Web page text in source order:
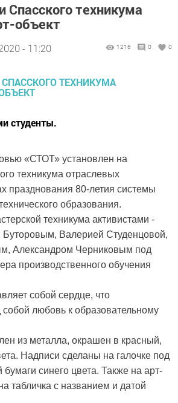
Спасского техникума
объект
- 11:20 1216 0 0
студенты.
«СТОТ» установлен на
техникума отраслевых
празднования 80-летия системы
образования.
техникума активистами -
Буторовым, Валерией Студенцовой,
Александром Черниковым под
производственного обучения
собой сердце, что
любовь к образовательному
из металла, окрашен в красный,
Надписи сделаны на галочке под
бумаги синего цвета. Также на арт-
табличка с названием и датой